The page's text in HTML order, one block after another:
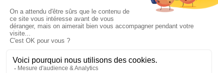
Nous utilisons des cookies pour vous garantir la meilleure